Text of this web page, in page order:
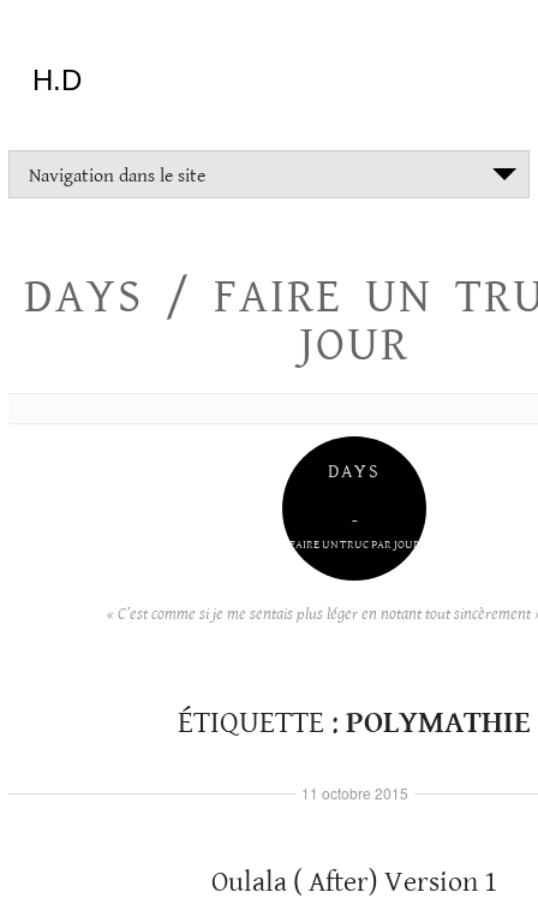
H.D
tout
essayer
Navigation dans le site
DAYS / FAIRE UN
JOUR
DAYS
–
FAIRE UN TRUC PAR JOUR
« C’est comme si je me sentais plus léger en notant tout sincèrement
ÉTIQUETTE : POLYMATHIE
Oulala ( After) Version 1
11 octobre 2015